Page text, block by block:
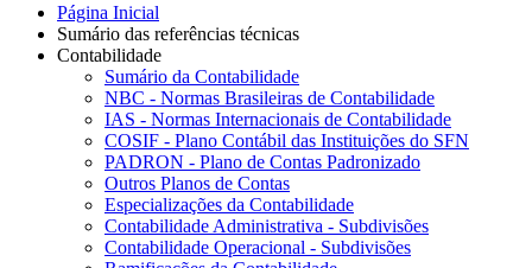
Página Inicial
Sumário das referências técnicas
Contabilidade
Sumário da Contabilidade
NBC - Normas Brasileiras de Contabilidade
IAS - Normas Internacionais de Contabilidade
COSIF - Plano Contábil das Instituições do SFN
PADRON - Plano de Contas Padronizado
Outros Planos de Contas
Especializações da Contabilidade
Contabilidade Administrativa - Subdivisões
Contabilidade Operacional - Subdivisões